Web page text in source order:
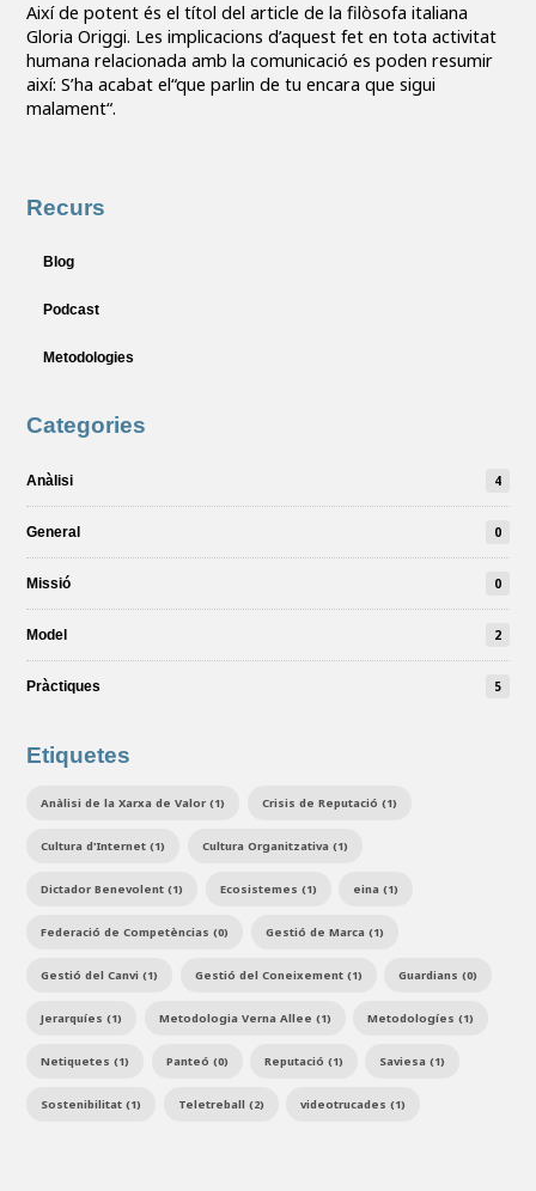
Així de potent és el títol del article de la filòsofa italiana
Gloria Origgi. Les implicacions d’aquest fet en tota activitat
humana relacionada amb la comunicació es poden resumir
així: S’ha acabat el“que parlin de tu encara que sigui
malament“.
Recurs
Blog
Podcast
Metodologies
Categories
Anàlisi 4
General 0
Missió 0
Model 2
Pràctiques 5
Etiquetes
Anàlisi de la Xarxa de Valor (1) Crisis de Reputació (1)
Cultura d'Internet (1) Cultura Organitzativa (1)
Dictador Benevolent (1) Ecosistemes (1) eina (1)
Federació de Competèncias (0) Gestió de Marca (1)
Gestió del Canvi (1) Gestió del Coneixement (1) Guardians (0)
Jerarquíes (1) Metodologia Verna Allee (1) Metodologíes (1)
Netiquetes (1) Panteó (0) Reputació (1) Saviesa (1)
Sostenibilitat (1) Teletreball (2) videotrucades (1)